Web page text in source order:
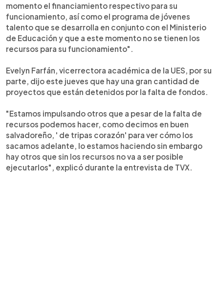
momento el financiamiento respectivo para su
funcionamiento, así como el programa de jóvenes
talento que se desarrolla en conjunto con el Ministerio
de Educación y que a este momento no se tienen los
recursos para su funcionamiento".
Evelyn Farfán, vicerrectora académica de la UES, por su
parte, dijo este jueves que hay una gran cantidad de
proyectos que están detenidos por la falta de fondos.
"Estamos impulsando otros que a pesar de la falta de
recursos podemos hacer, como decimos en buen
salvadoreño, ' de tripas corazón' para ver cómo los
sacamos adelante, lo estamos haciendo sin embargo
hay otros que sin los recursos no va a ser posible
ejecutarlos", explicó durante la entrevista de TVX.